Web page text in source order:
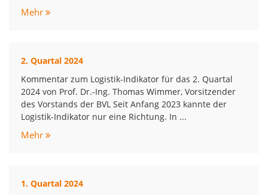
Mehr
2. Quartal 2024
Kommentar zum Logistik-Indikator für das 2. Quartal
2024 von Prof. Dr.-Ing. Thomas Wimmer, Vorsitzender
des Vorstands der BVL Seit Anfang 2023 kannte der
Logistik-Indikator nur eine Richtung. In ...
Mehr
1. Quartal 2024